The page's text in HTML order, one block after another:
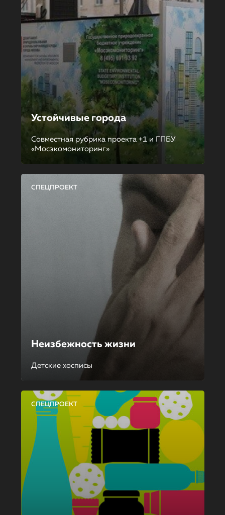
Устойчивые города
Совместная рубрика проекта +1 и ГПБУ
«Мосэкомониторинг»
СПЕЦПРОЕКТ
Неизбежность жизни
Детские хосписы
СПЕЦПРОЕКТ